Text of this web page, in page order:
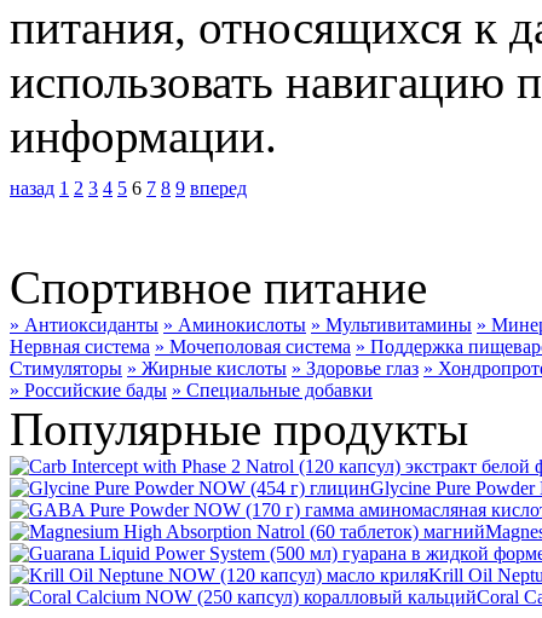
питания, относящихся к
использовать навигацию
информации.
назад 1 2 3 4 5 6 7 8 9 вперед
Спортивное питание
» Антиоксиданты » Аминокислоты » Мультивитамины »
Нервная система » Мочеполовая система » Поддержка
Стимуляторы » Жирные кислоты » Здоровье глаз »
» Российские бады » Специальные добавки
Популярные продукты
Glycine Pure
Krill Oil
Coral